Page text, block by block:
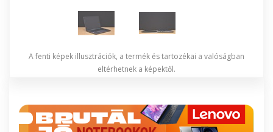
A fenti képek illusztrációk, a termék és tartozékai a valóságban
eltérhetnek a képektől.